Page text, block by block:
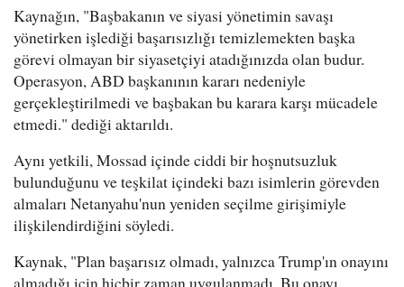
Kaynağın, "Başbakanın ve siyasi yönetimin savaşı
yönetirken işlediği başarısızlığı temizlemekten başka
görevi olmayan bir siyasetçiyi atadığınızda olan budur.
Operasyon, ABD başkanının kararı nedeniyle
gerçekleştirilmedi ve başbakan bu karara karşı mücadele
etmedi." dediği aktarıldı.
Aynı yetkili, Mossad içinde ciddi bir hoşnutsuzluk
bulunduğunu ve teşkilat içindeki bazı isimlerin görevden
almaları Netanyahu'nun yeniden seçilme girişimiyle
ilişkilendirdiğini söyledi.
Kaynak, "Plan başarısız olmadı, yalnızca Trump'ın onayını
almadığı için hiçbir zaman uygulanmadı. Bu onayı